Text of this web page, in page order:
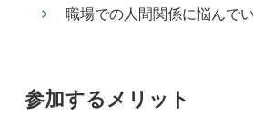
職場での人間関係に悩んで
参加するメリット